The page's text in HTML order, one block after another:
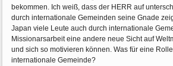
bekommen. Ich weiß, dass der HERR auf
durch internationale Gemeinden seine Gnade
Japan viele Leute auch durch internationale
Missionarsarbeit eine andere neue Sicht auf
und sich so motivieren können. Was für eine
internationale Gemeinde?